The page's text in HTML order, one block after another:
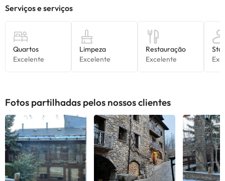
Todas as informações desta página estão sujeitas a alterações
por parte do alojamento. Se tiver alguma dúvida, contacte-nos.
Fotos partilhadas pelos nossos clientes